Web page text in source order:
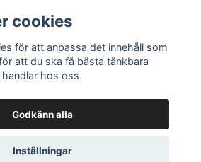
© 2026 Färgpaletten
cookies
för att anpassa det innehåll som
att du ska få bästa tänkbara
hos oss.
Godkänn alla
Inställningar